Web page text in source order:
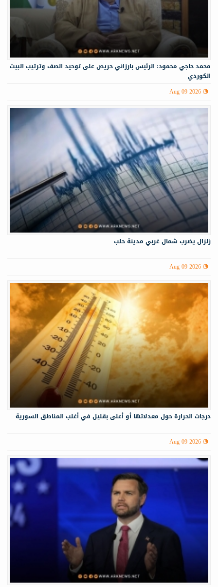
محمد حاجي محمود: الرئيس بارزاني حريص على توحيد الصف وترتيب البيت
الكوردي
Aug 09 2026
زلزال يضرب شمال غربي ‏مدينة حلب
Aug 09 2026
درجات الحرارة حول معدلاتها أو أعلى بقليل في أغلب المناطق السورية
Aug 09 2026